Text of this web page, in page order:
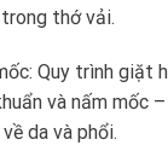
thớ vải.
Quy trình giặt
và nấm mốc
da và phổi.